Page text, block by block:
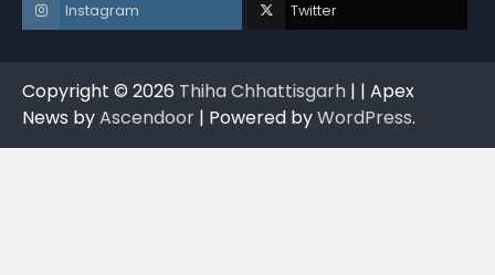
Instagram Twitter
Copyright © 2026 Thiha Chhattisgarh | | Apex
News byAscendoor | Powered byWordPress.